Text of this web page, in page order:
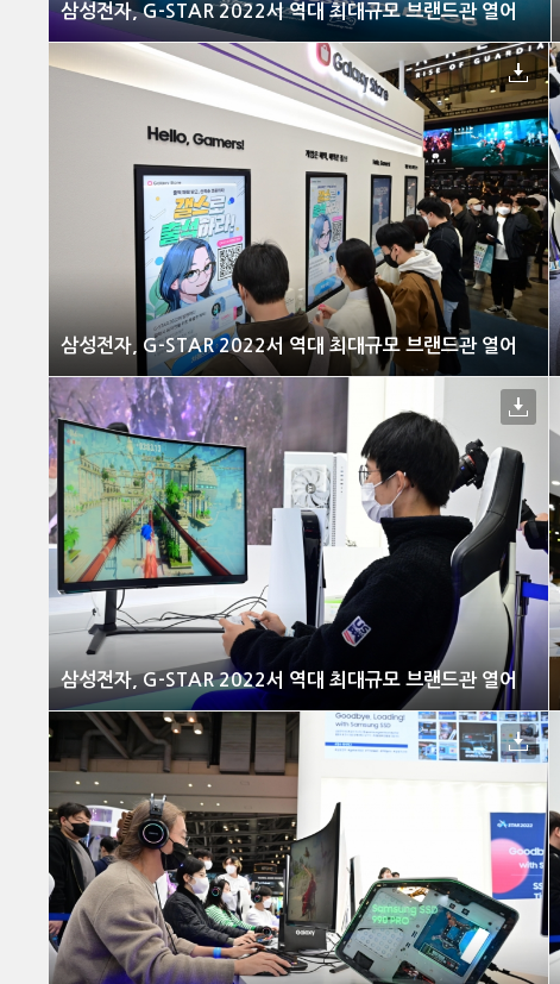
삼성전자, G-STAR 2022서 역대 최대규모 브랜드관 열어
삼성전자, G-STAR 2022서 역대 최대규모 브랜드관 열어
삼성전자, G-STAR 2022서 역대 최대규모 브랜드관 열어